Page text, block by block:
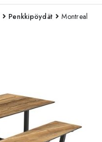
Penkkipöydät
Montreal